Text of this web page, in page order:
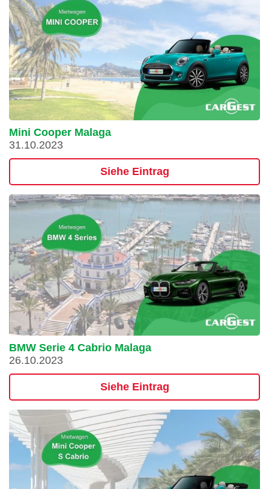
Mini Cooper Malaga
31.10.2023
Siehe Eintrag
BMW Serie 4 Cabrio Malaga
26.10.2023
Siehe Eintrag